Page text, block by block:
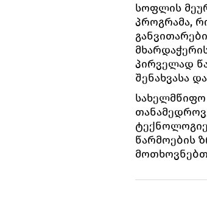
სოფლის
პროგრამა,
პირველად
შენახვასა
წარმოების